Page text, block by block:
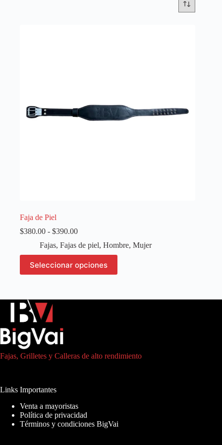
Faja de Piel
$380.00 - $390.00Rango
precios:
desde
$380.00
hasta
Fajas, Fajas de piel, Hombre, Mujer
Seleccionar opciones
Este
producto
tiene
Las
opciones
se
pueden
elegir
en
la
Fajas, Grilletes y Calleras de alto rendimiento
Links Importantes
Venta a mayoristas
Política de privacidad
Términos y condiciones BigVai